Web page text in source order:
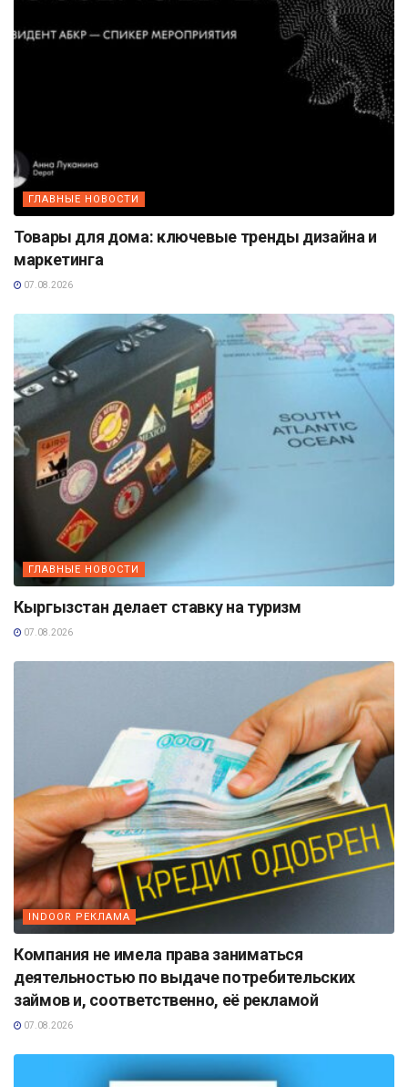
ГЛАВНЫЕ НОВОСТИ
Товары для дома: ключевые тренды дизайна и
маркетинга
07.08.2026
ГЛАВНЫЕ НОВОСТИ
Кыргызстан делает ставку на туризм
07.08.2026
INDOOR РЕКЛАМА
Компания не имела права заниматься
деятельностью по выдаче потребительских
займов и, соответственно, её рекламой
07.08.2026